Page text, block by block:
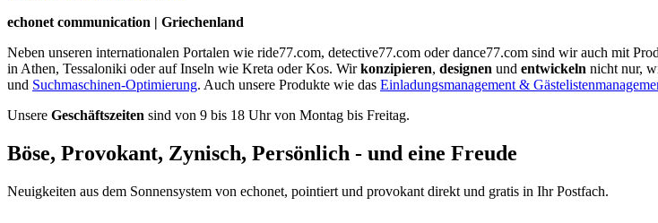
echonet communication | Griechenland
Neben unseren internationalen Portalen wie ride77.com, detective77.com oder dance77.com sind wir auch mit
in Athen, Tessaloniki oder auf Inseln wie Kreta oder Kos. Wirkonzipieren, designen und entwickeln nicht nur,
und Suchmaschinen-Optimierung. Auch unsere Produkte wie das Einladungsmanagement &
Unsere Geschäftszeiten sind von 9 bis 18 Uhr von Montag bis Freitag.
Böse, Provokant, Zynisch, Persönlich - und eine Freude
Neuigkeiten aus dem Sonnensystem von echonet, pointiert und provokant direkt und gratis in Ihr Postfach.